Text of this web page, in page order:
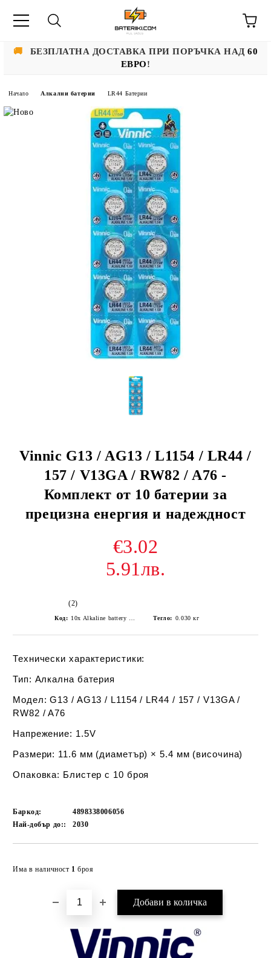
🚚 БЕЗПЛАТНА ДОСТАВКА ПРИ ПОРЪЧКА НАД60
ЕВРО!
Начало Алкални батерии LR44 Батерии
Vinnic G13 / AG13 / L1154 / LR44 /
157 / V13GA / RW82 / A76 -
Комплект от 10 батерии за
прецизна енергия и надеждност
€3.02
5.91лв.
(2)
Код: Тегло: 0.030 кг
Технически характеристики:
Тип: Алкална батерия
Модел: G13 / AG13 / L1154 / LR44 / 157 / V13GA /
RW82 / A76
Напрежение: 1.5V
Размери: 11.6 мм (диаметър) × 5.4 мм (височина)
Опаковка: Блистер с 10 броя
Баркод:
4898338006056
Най-добър до::
2030
Има в наличност 1 броя